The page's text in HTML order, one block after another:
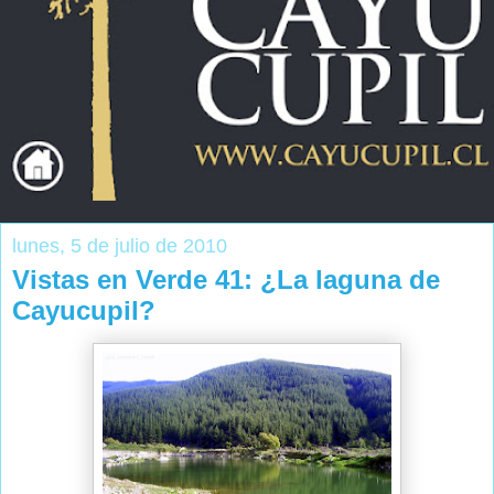
lunes, 5 de julio de 2010
Vistas en Verde 41: ¿La laguna de
Cayucupil?